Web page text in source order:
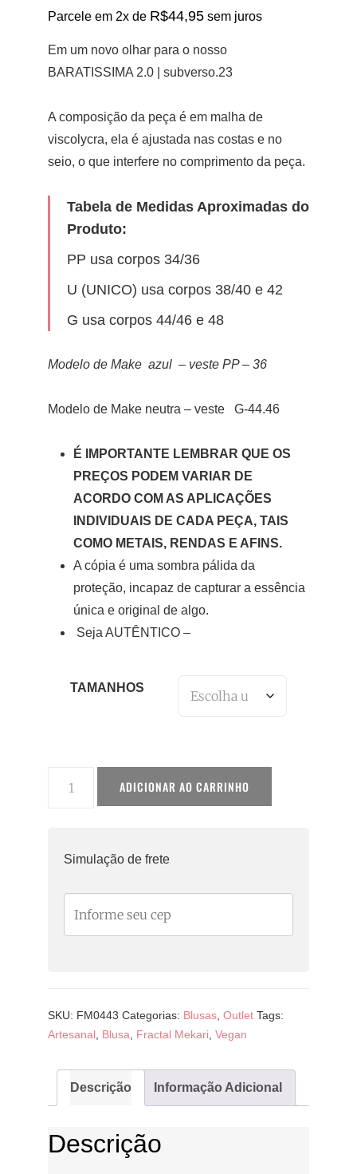
original
era:
R$99,00.
atual
é:
R$89,90.
Parcele em 2x de R$44,95 sem juros
Em um novo olhar para o nosso
BARATISSIMA 2.0 | subverso.23
A composição da peça é em malha de
viscolycra, ela é ajustada nas costas e no
seio, o que interfere no comprimento da peça.
Tabela de Medidas Aproximadas do
Produto:
PP usa corpos 34/36
U (UNICO) usa corpos 38/40 e 42
G usa corpos 44/46 e 48
Modelo de Make azul – veste PP – 36
Modelo de Make neutra – veste G-44.46
É IMPORTANTE LEMBRAR QUE OS
PREÇOS PODEM VARIAR DE
ACORDO COM AS APLICAÇÕES
INDIVIDUAIS DE CADA PEÇA, TAIS
COMO METAIS, RENDAS E AFINS.
A cópia é uma sombra pálida da
proteção, incapaz de capturar a essência
única e original de algo.
Seja AUTÊNTICO –
TAMANHOS
ADICIONAR AO CARRINHO
Simulação de frete
SKU: FM0443 Categorias: Blusas Outlet Tags:
Artesanal Blusa Fractal Mekari Vegan
Descrição Informação Adicional
Descrição